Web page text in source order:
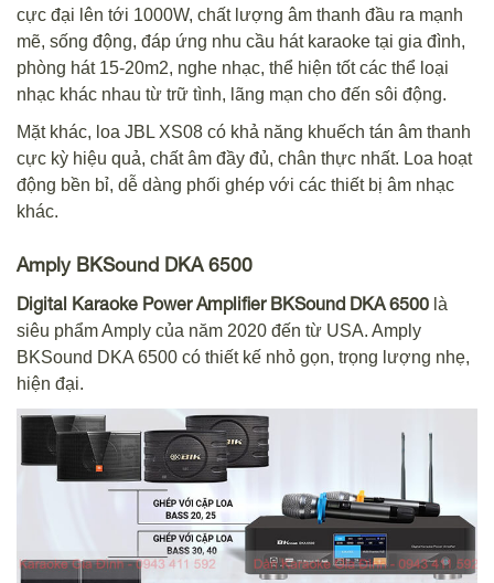
cực đại lên tới 1000W, chất lượng âm thanh đầu ra mạnh
mẽ, sống động, đáp ứng nhu cầu hát karaoke tại gia đình,
phòng hát 15-20m2, nghe nhạc, thể hiện tốt các thể loại
nhạc khác nhau từ trữ tình, lãng mạn cho đến sôi động.
Mặt khác, loa JBL XS08 có khả năng khuếch tán âm thanh
cực kỳ hiệu quả, chất âm đầy đủ, chân thực nhất. Loa hoạt
động bền bỉ, dễ dàng phối ghép với các thiết bị âm nhạc
khác.
Amply BKSound DKA 6500
Digital Karaoke Power Amplifier BKSound DKA 6500 là
siêu phẩm Amply của năm 2020 đến từ USA. Amply
BKSound DKA 6500 có thiết kế nhỏ gọn, trọng lượng nhẹ,
hiện đại.